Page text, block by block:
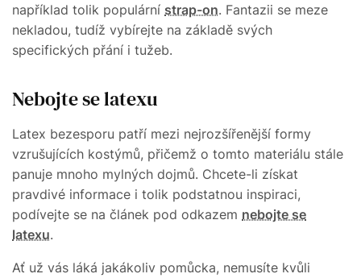
například tolik populární strap-on. Fantazii se meze
nekladou, tudíž vybírejte na základě svých
specifických přání i tužeb.
Nebojte se latexu
Latex bezesporu patří mezi nejrozšířenější formy
vzrušujících kostýmů, přičemž o tomto materiálu stále
panuje mnoho mylných dojmů. Chcete-li získat
pravdivé informace i tolik podstatnou inspiraci,
podívejte se na článek pod odkazem nebojte se
latexu.
Ať už vás láká jakákoliv pomůcka, nemusíte kvůli